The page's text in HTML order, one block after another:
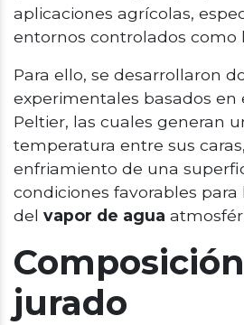
aplicaciones agrícolas,
entornos controlados como
Para ello, se desarrollaron
experimentales basados en
Peltier, las cuales generan
temperatura entre sus
enfriamiento de una
condiciones favorables para
del vapor de agua
jurado